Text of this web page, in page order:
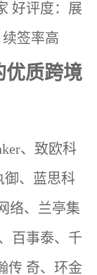
好评度：展
签率高
优质跨境
、致欧科
御、蓝思科
络、兰亭集
百事泰、千
传 奇、环金